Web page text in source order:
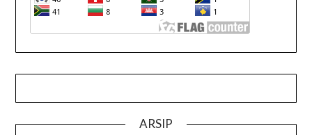
ARSIP